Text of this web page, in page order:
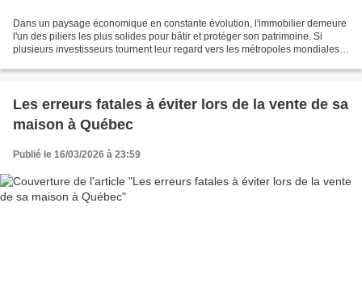
Dans un paysage économique en constante évolution, l'immobilier demeure
l'un des piliers les plus solides pour bâtir et protéger son patrimoine. Si
plusieurs investisseurs tournent leur regard vers les métropoles mondiales,
Les erreurs fatales à éviter lors de la vente de sa
maison à Québec
Publié le 16/03/2026 à 23:59